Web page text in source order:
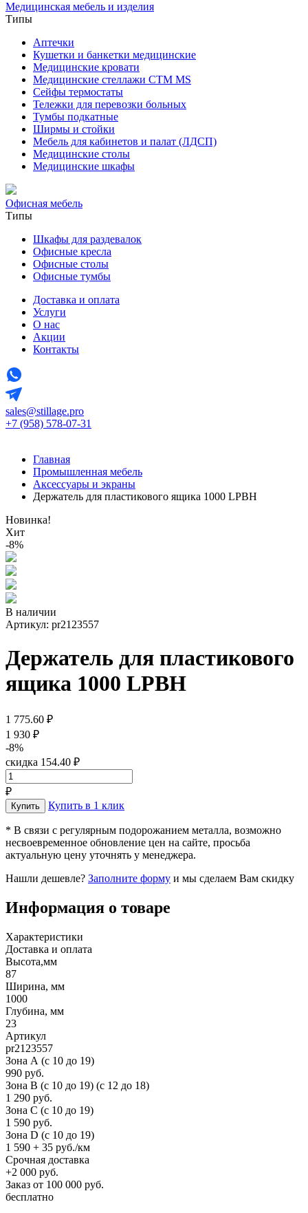
Медицинская мебель и изделия
Типы
Аптечки
Кушетки и банкетки медицинские
Медицинские кровати
Медицинские стеллажи CTM MS
Сейфы термостаты
Тележки для перевозки больных
Тумбы подкатные
Ширмы и стойки
Мебель для кабинетов и палат (ЛДСП)
Медицинские столы
Медицинские шкафы
Офисная мебель
Типы
Шкафы для раздевалок
Офисные кресла
Офисные столы
Офисные тумбы
Доставка и оплата
Услуги
О нас
Акции
Контакты
sales@stillage.pro
+7 (958) 578-07-31
Главная
Промышленная мебель
Аксессуары и экраны
Держатель для пластикового ящика 1000 LPBH
Новинка!
Хит
-8%
В наличии
Артикул: pr2123557
Держатель для пластикового
ящика 1000 LPBH
1 775.60 ₽
1 930 ₽
-8%
скидка 154.40 ₽
₽
Купить в 1 клик
* В связи с регулярным подорожанием металла, возможно
несвоевременное обновление цен на сайте, просьба
актуальную цену уточнять у менеджера.
Нашли дешевле? Заполните форму и мы сделаем Вам скидку
Информация о товаре
Характеристики
Доставка и оплата
Высота,мм
87
Ширина, мм
1000
Глубина, мм
23
Артикул
pr2123557
Зона А (c 10 до 19)
990 руб.
Зона B (c 10 до 19) (c 12 до 18)
1 290 руб.
Зона C (c 10 до 19)
1 590 руб.
Зона D (c 10 до 19)
1 590 + 35 руб./км
Срочная доставка
+2 000 руб.
Заказ от 100 000 руб.
бесплатно